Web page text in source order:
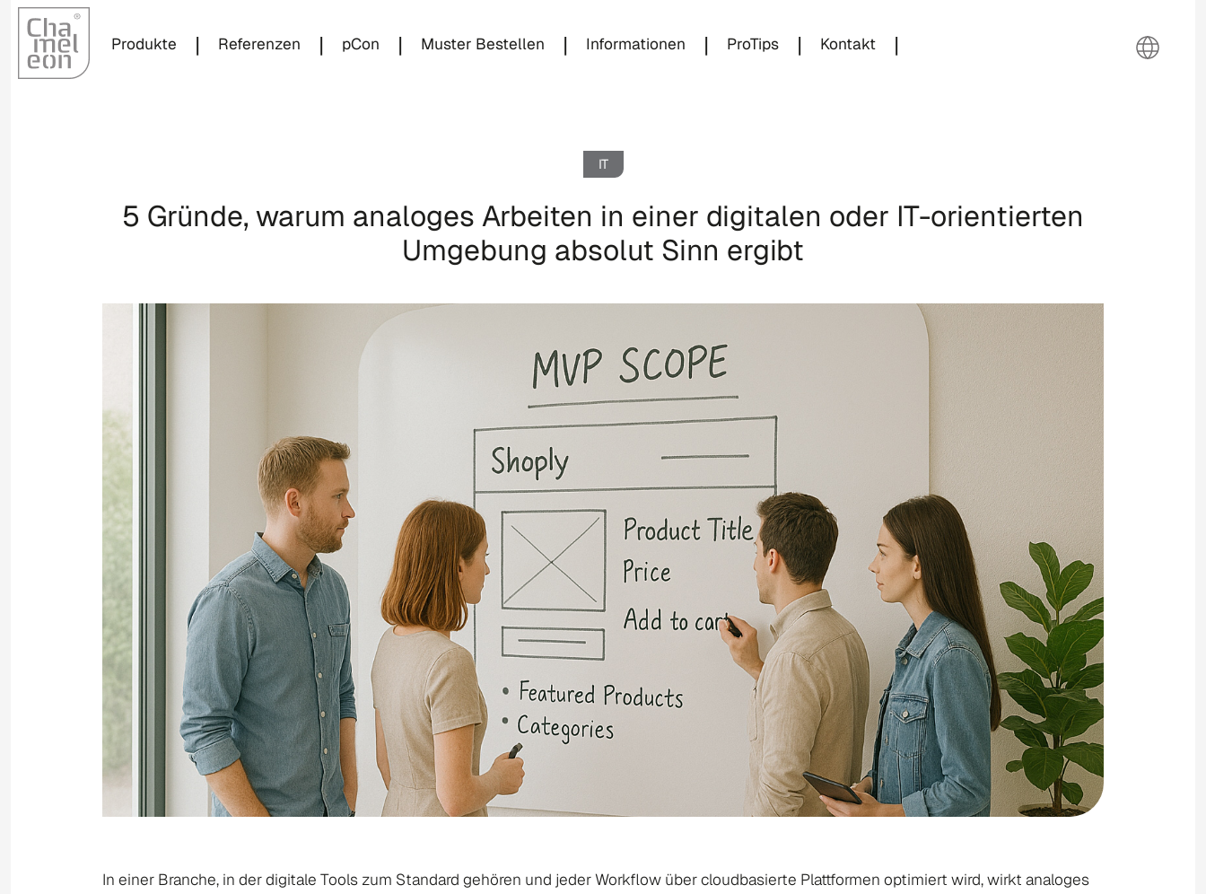
Produkte | Referenzen | pCon | Muster Bestellen | Informationen | ProTips | Kontakt |
IT
5 Gründe, warum analoges Arbeiten in einer digitalen oder IT-orientierten
Umgebung absolut Sinn ergibt
In einer Branche, in der digitale Tools zum Standard gehören und jeder Workflow über cloudbasierte Plattformen optimiert wird, wirkt analoges